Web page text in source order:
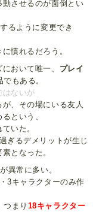
させるのが面倒とい
るように変更でき
慣れるだろう。
おいて唯一、 プレイ
もある。
はないが
、その場にいる友人
という、
いた。
ぎるデメリットが生じ
となった。
異常に多い。
3キャラクターのみ作
、つまり 18キャラクター